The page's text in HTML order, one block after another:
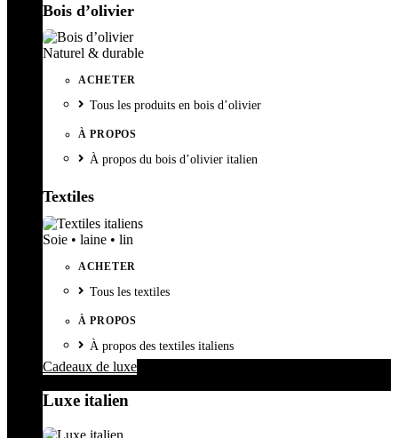
Bois d’olivier
Naturel & durable
ACHETER
Tous les produits en bois d’olivier
À PROPOS
À propos du bois d’olivier italien
Textiles
Soie • laine • lin
ACHETER
Tous les textiles
À PROPOS
À propos des textiles italiens
Cadeaux de luxe
Luxe italien